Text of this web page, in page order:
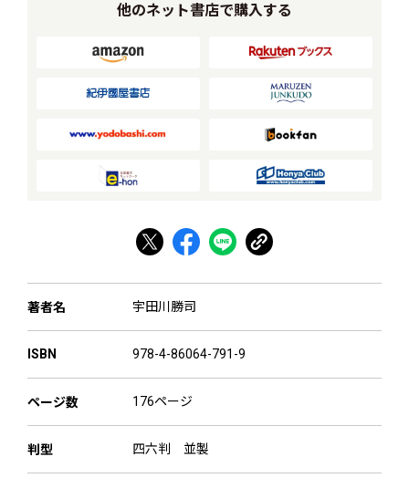
他のネット書店で購入する
著者名 宇田川勝司
ISBN 978-4-86064-791-9
ページ数 176ページ
判型 四六判 並製